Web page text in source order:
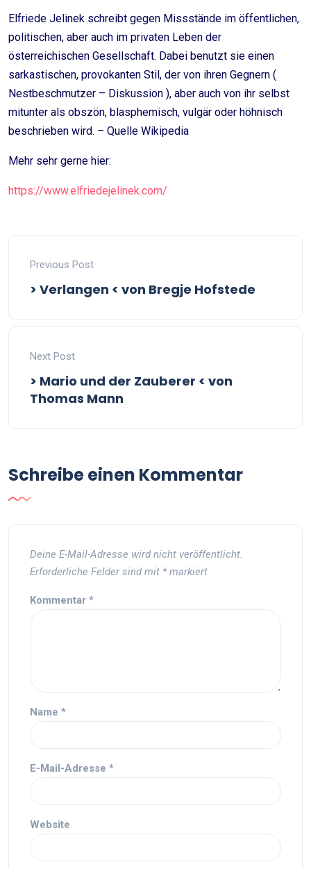
Elfriede Jelinek schreibt gegen Missstände im öffentlichen,
politischen, aber auch im privaten Leben der
österreichischen Gesellschaft. Dabei benutzt sie einen
sarkastischen, provokanten Stil, der von ihren Gegnern (
Nestbeschmutzer – Diskussion ), aber auch von ihr selbst
mitunter als obszön, blasphemisch, vulgär oder höhnisch
beschrieben wird. – Quelle Wikipedia
Mehr sehr gerne hier:
https://www.elfriedejelinek.com/
Previous Post
> Verlangen < von Bregje Hofstede
Next Post
> Mario und der Zauberer < von
Thomas Mann
Schreibe einen Kommentar
Deine E-Mail-Adresse wird nicht veröffentlicht.
Erforderliche Felder sind mit *markiert
Kommentar *
Name *
E-Mail-Adresse *
Website